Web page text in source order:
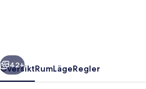
Nästa
42+
ÖversiktRumLägeRegler